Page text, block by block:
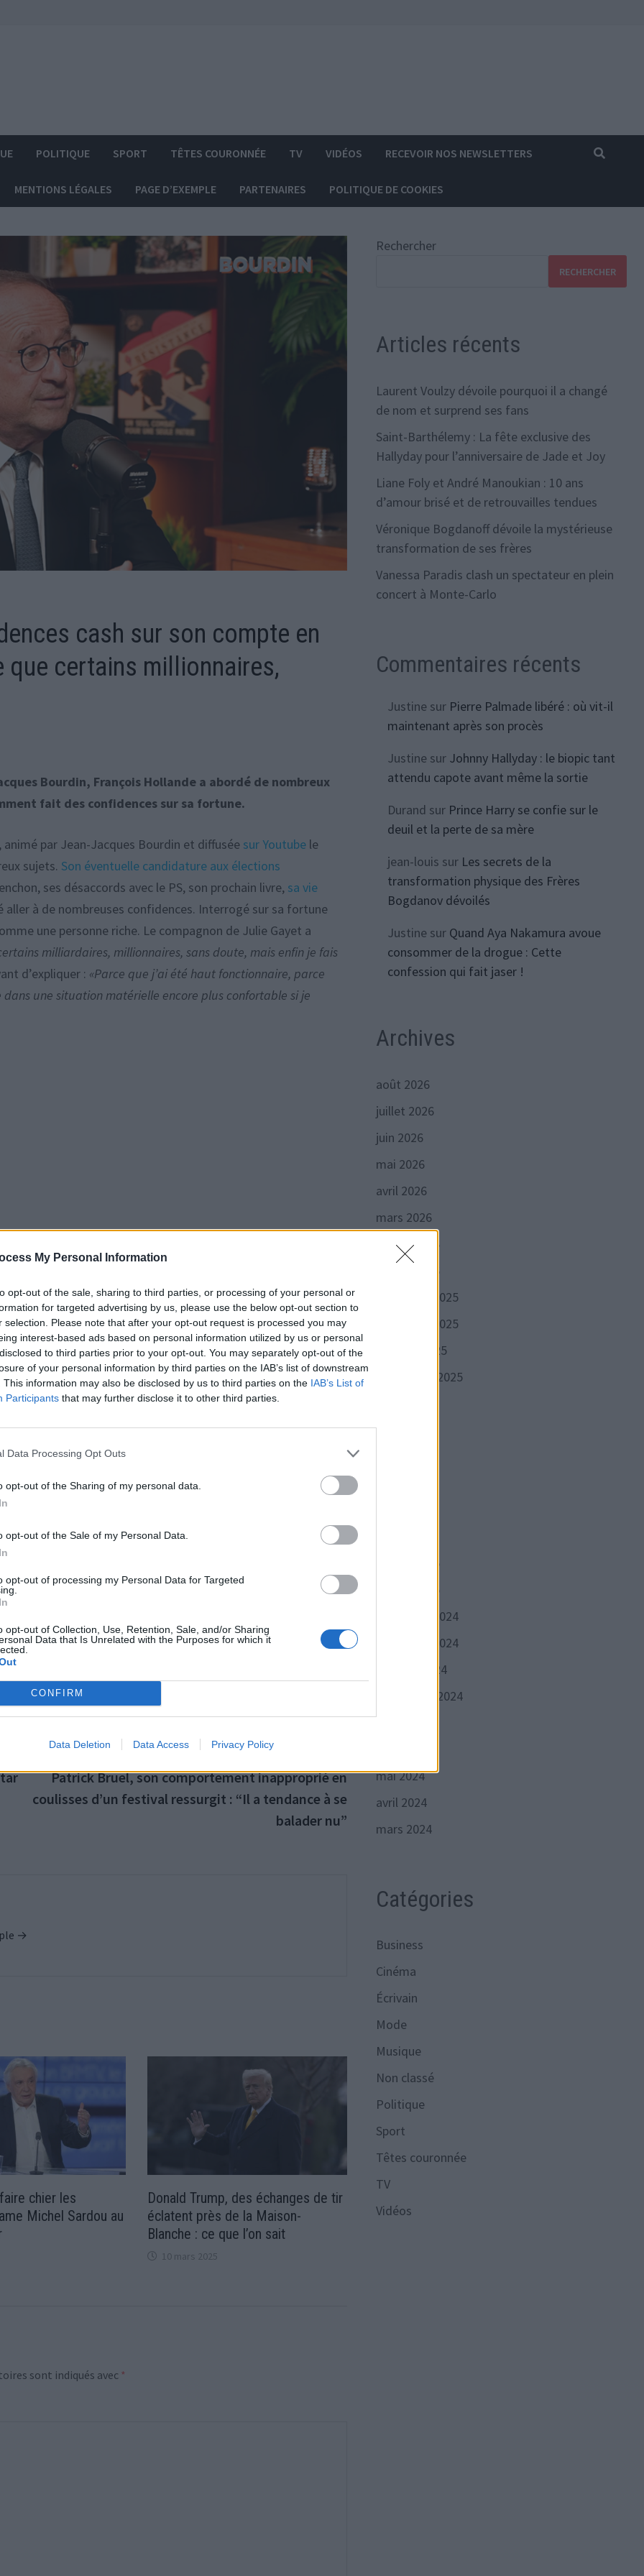
My Personal Information
opt-out of the sale, sharing to third parties, or processing of your personal or
for targeted advertising by us, please use the below opt-out section to
selection. Please note that after your opt-out request is processed you may
interest-based ads based on personal information utilized by us or personal
to third parties prior to your opt-out. You may separately opt-out of the
of your personal information by third parties on the IAB’s list of downstream
This information may also be disclosed by us to third parties on the IAB’s List of
Participants that may further disclose it to other third parties.
Data Processing Opt Outs
opt-out of the Sharing of my personal data.
opt-out of the Sale of my Personal Data.
opt-out of processing my Personal Data for Targeted
opt-out of Collection, Use, Retention, Sale, and/or Sharing
Data that Is Unrelated with the Purposes for which it
CONFIRM
Data Deletion Data Access Privacy Policy
POLITIQUE SPORT TÊTES COURONNÉE TV VIDÉOS RECEVOIR NOS NEWSLETTERS
MENTIONS LÉGALES PAGE D’EXEMPLE PARTENAIRES POLITIQUE DE COOKIES
cash sur son compte en
que certains millionnaires,
Bourdin, François Hollande a abordé de nombreux
fait des confidences sur sa fortune.
, animé par Jean-Jacques Bourdin et diffusée sur Youtube le
sujets. Son éventuelle candidature aux élections
ses désaccords avec le PS, son prochain livre, sa vie
aller à de nombreuses confidences. Interrogé sur sa fortune
une personne riche. Le compagnon de Julie Gayet a
milliardaires, millionnaires, sans doute, mais enfin je fais
d’expliquer : «Parce que j’ai été haut fonctionnaire, parce
une situation matérielle encore plus confortable si je
dit que beaucoup de politiques s’enrichissent…»
de 30%», précisant qu’elle est :«à 13 000 euros net»
. Le
un smic, on peut considérer que c’est 10 fois plus. C’est
même que l’on ait des personnalités qui s’y consacrent
qui soient rémunérés à un niveau de responsabilité qui est le
ne va regarder ce que gagne un cadre dans le secteur privé, il
suivante :
Patrick Bruel, son comportement inapproprié en
coulisses d’un festival ressurgit : “Il a tendance à se
balader nu”
→
chier les
Michel Sardou au
Donald Trump, des échanges de tir
éclatent près de la Maison-
Blanche : ce que l’on sait
10 mars 2025
sont indiqués avec *
Rechercher
RECHERCHER
Articles récents
Laurent Voulzy dévoile pourquoi il a changé
de nom et surprend ses fans
Saint-Barthélemy : La fête exclusive des
Hallyday pour l’anniversaire de Jade et Joy
Liane Foly et André Manoukian : 10 ans
d’amour brisé et de retrouvailles tendues
Véronique Bogdanoff dévoile la mystérieuse
transformation de ses frères
Vanessa Paradis clash un spectateur en plein
concert à Monte-Carlo
Commentaires récents
Justinesur Pierre Palmade libéré : où vit-il
maintenant après son procès
Justinesur Johnny Hallyday : le biopic tant
attendu capote avant même la sortie
Durand sur Prince Harry se confie sur le
deuil et la perte de sa mère
jean-louis sur Les secrets de la
transformation physique des Frères
Bogdanov dévoilés
Justinesur Quand Aya Nakamura avoue
consommer de la drogue : Cette
confession qui fait jaser !
Archives
août 2026
juillet 2026
juin 2026
mai 2026
avril 2026
mars 2026
février 2026
janvier 2026
décembre 2025
novembre 2025
octobre 2025
septembre 2025
juillet 2025
février 2025
janvier 2025
décembre 2024
novembre 2024
octobre 2024
septembre 2024
juillet 2024
mai 2024
avril 2024
mars 2024
Catégories
Business
Cinéma
Écrivain
Mode
Musique
Non classé
Politique
Sport
Têtes couronnée
TV
Vidéos